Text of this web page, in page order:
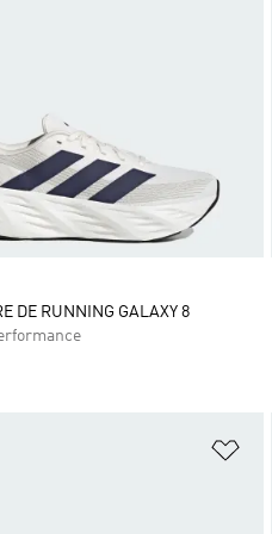
DE RUNNING GALAXY 8